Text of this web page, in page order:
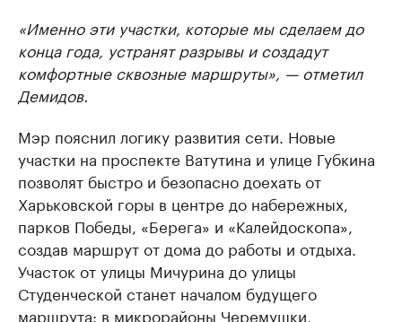
«Именно эти участки, которые мы сделаем до
конца года, устранят разрывы и создадут
комфортные сквозные маршруты», — отметил
Демидов.
Мэр пояснил логику развития сети. Новые
участки на проспекте Ватутина и улице Губкина
позволят быстро и безопасно доехать от
Харьковской горы в центре до набережных,
парков Победы, «Берега» и «Калейдоскопа»,
создав маршрут от дома до работы и отдыха.
Участок от улицы Мичурина до улицы
Студенческой станет началом будущего
маршрута: в микрорайоны Черемушки,